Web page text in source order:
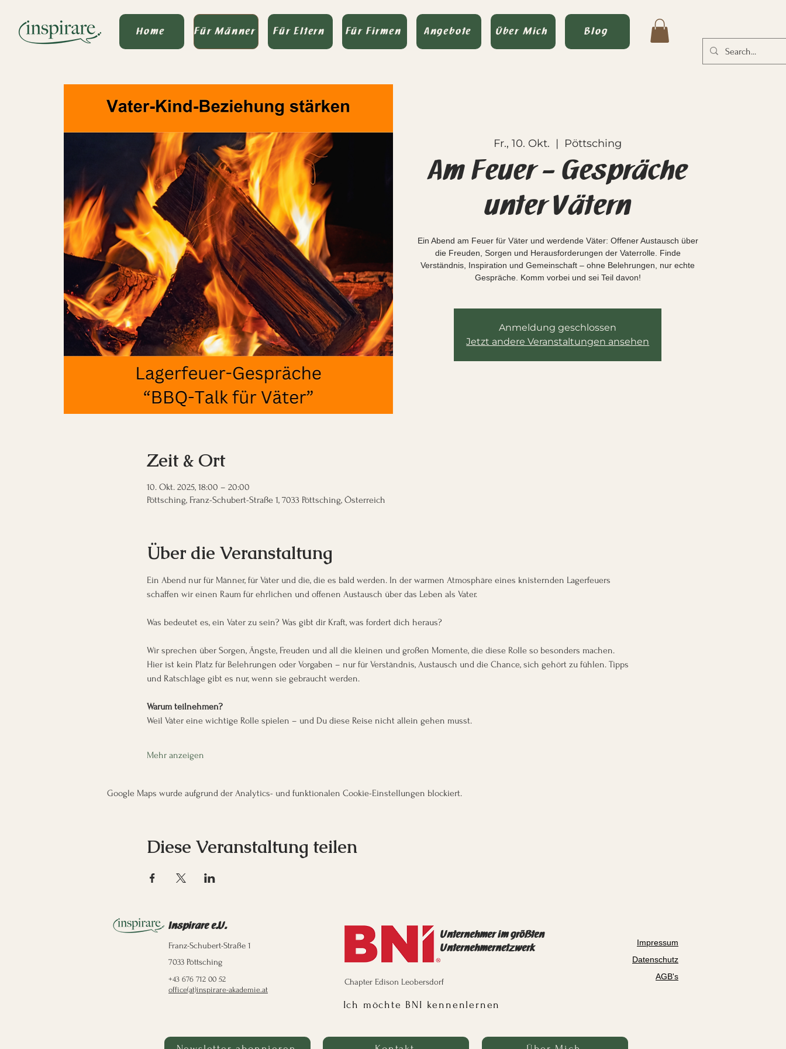
Home Für Männer Für Eltern Für Firmen Angebote Über Mich Blog
Fr., 10. Okt.
  |
Pöttsching
Am Feuer – Gespräche
unter Vätern
Ein Abend am Feuer für Väter und werdende Väter: Offener Austausch über
die Freuden, Sorgen und Herausforderungen der Vaterrolle. Finde
Verständnis, Inspiration und Gemeinschaft – ohne Belehrungen, nur echte
Gespräche. Komm vorbei und sei Teil davon!
Anmeldung geschlossen
Jetzt andere Veranstaltungen ansehen
Zeit & Ort
10. Okt. 2025, 18:00 – 20:00
Pöttsching, Franz-Schubert-Straße 1, 7033 Pöttsching, Österreich
Über die Veranstaltung
Ein Abend nur für Männer, für Väter und die, die es bald werden. In der warmen Atmosphäre eines knisternden Lagerfeuers
schaffen wir einen Raum für ehrlichen und offenen Austausch über das Leben als Vater.
Was bedeutet es, ein Vater zu sein? Was gibt dir Kraft, was fordert dich heraus?
Wir sprechen über Sorgen, Ängste, Freuden und all die kleinen und großen Momente, die diese Rolle so besonders machen.
Hier ist kein Platz für Belehrungen oder Vorgaben – nur für Verständnis, Austausch und die Chance, sich gehört zu fühlen. Tipps
und Ratschläge gibt es nur, wenn sie gebraucht werden.
Warum teilnehmen?
Weil Väter eine wichtige Rolle spielen – und Du diese Reise nicht allein gehen musst.
Mehr anzeigen
Google Maps wurde aufgrund der Analytics- und funktionalen Cookie-Einstellungen blockiert.
Diese Veranstaltung teilen
Inspirare e.U.
Franz-Schubert-Straße 1
7033 Pöttsching
+43 676 712 00 52
office(at)inspirare-akademie.at
Unternehmer im größten
Unternehmernetzwerk
Chapter Edison Leobersdorf
Ich möchte BNI kennenlernen
Impressum
Datenschutz
AGB's